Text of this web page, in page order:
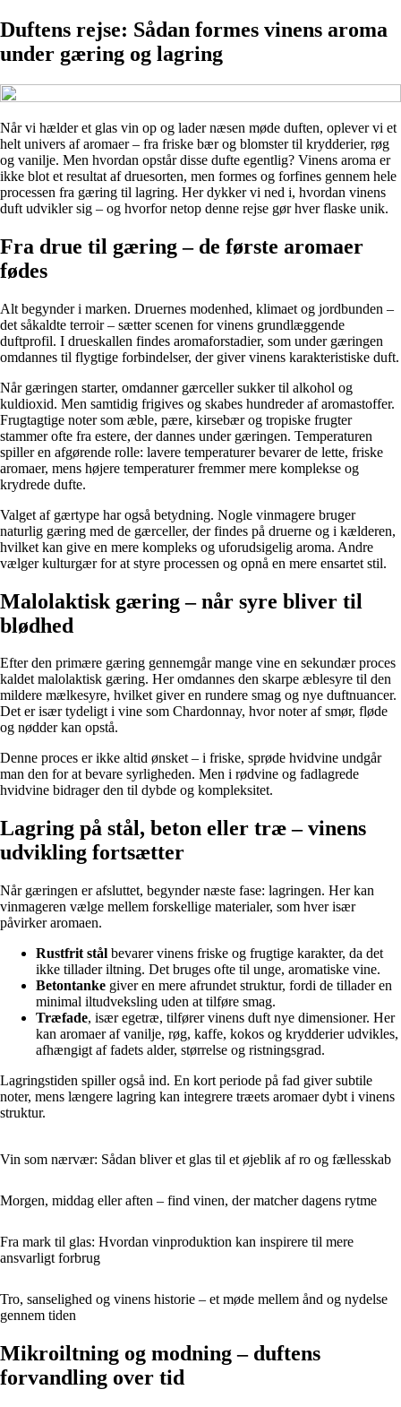
Duftens rejse: Sådan formes vinens aroma
under gæring og lagring
Når vi hælder et glas vin op og lader næsen møde duften, oplever vi et
helt univers af aromaer – fra friske bær og blomster til krydderier, røg
og vanilje. Men hvordan opstår disse dufte egentlig? Vinens aroma er
ikke blot et resultat af druesorten, men formes og forfines gennem hele
processen fra gæring til lagring. Her dykker vi ned i, hvordan vinens
duft udvikler sig – og hvorfor netop denne rejse gør hver flaske unik.
Fra drue til gæring – de første aromaer
fødes
Alt begynder i marken. Druernes modenhed, klimaet og jordbunden –
det såkaldte terroir – sætter scenen for vinens grundlæggende
duftprofil. I drueskallen findes aromaforstadier, som under gæringen
omdannes til flygtige forbindelser, der giver vinens karakteristiske duft.
Når gæringen starter, omdanner gærceller sukker til alkohol og
kuldioxid. Men samtidig frigives og skabes hundreder af aromastoffer.
Frugtagtige noter som æble, pære, kirsebær og tropiske frugter
stammer ofte fra estere, der dannes under gæringen. Temperaturen
spiller en afgørende rolle: lavere temperaturer bevarer de lette, friske
aromaer, mens højere temperaturer fremmer mere komplekse og
krydrede dufte.
Valget af gærtype har også betydning. Nogle vinmagere bruger
naturlig gæring med de gærceller, der findes på druerne og i kælderen,
hvilket kan give en mere kompleks og uforudsigelig aroma. Andre
vælger kulturgær for at styre processen og opnå en mere ensartet stil.
Malolaktisk gæring – når syre bliver til
blødhed
Efter den primære gæring gennemgår mange vine en sekundær proces
kaldet malolaktisk gæring. Her omdannes den skarpe æblesyre til den
mildere mælkesyre, hvilket giver en rundere smag og nye duftnuancer.
Det er især tydeligt i vine som Chardonnay, hvor noter af smør, fløde
og nødder kan opstå.
Denne proces er ikke altid ønsket – i friske, sprøde hvidvine undgår
man den for at bevare syrligheden. Men i rødvine og fadlagrede
hvidvine bidrager den til dybde og kompleksitet.
Lagring på stål, beton eller træ – vinens
udvikling fortsætter
Når gæringen er afsluttet, begynder næste fase: lagringen. Her kan
vinmageren vælge mellem forskellige materialer, som hver især
påvirker aromaen.
Rustfrit stål bevarer vinens friske og frugtige karakter, da det
ikke tillader iltning. Det bruges ofte til unge, aromatiske vine.
Betontanke giver en mere afrundet struktur, fordi de tillader en
minimal iltudveksling uden at tilføre smag.
Træfade, især egetræ, tilfører vinens duft nye dimensioner. Her
kan aromaer af vanilje, røg, kaffe, kokos og krydderier udvikles,
afhængigt af fadets alder, størrelse og ristningsgrad.
Lagringstiden spiller også ind. En kort periode på fad giver subtile
noter, mens længere lagring kan integrere træets aromaer dybt i vinens
struktur.
Vin som nærvær: Sådan bliver et glas til et øjeblik af ro og fællesskab
Morgen, middag eller aften – find vinen, der matcher dagens rytme
Fra mark til glas: Hvordan vinproduktion kan inspirere til mere
ansvarligt forbrug
Tro, sanselighed og vinens historie – et møde mellem ånd og nydelse
gennem tiden
Mikroiltning og modning – duftens
forvandling over tid